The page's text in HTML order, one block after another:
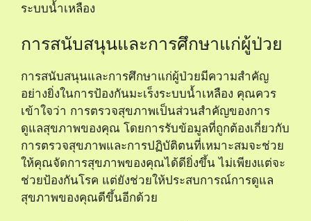
การสนับสนุนและการศึกษาแก่ผู้ป่วย
การสนับสนุนและการศึกษาแก่ผู้ป่วยมีความสำคัญ
อย่างยิ่งในการป้องกันมะเร็งระบบน้ำเหลือง คุณควร
เข้าใจว่า การตรวจสุขภาพเป็นส่วนสำคัญของการ
ดูแลสุขภาพของคุณ โดยการรับข้อมูลที่ถูกต้องเกี่ยวกับ
การตรวจสุขภาพและการปฏิบัติตนที่เหมาะสมจะช่วย
ให้คุณจัดการสุขภาพของคุณได้ดียิ่งขึ้น ไม่เพียงแต่จะ
ช่วยป้องกันโรค แต่ยังช่วยให้ประสบการณ์การดูแล
สุขภาพของคุณดีขึ้นอีกด้วย